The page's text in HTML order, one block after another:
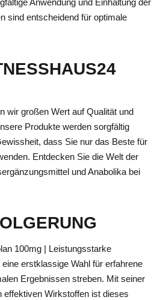
Anwendung und Einhaltung der
sind entscheidend für optimale
wir großen Wert auf Qualität und
Produkte werden sorgfältig
dass Sie nur das Beste für
Entdecken Sie die Welt der
und Anabolika bei
100mg | Leistungsstarke
erstklassige Wahl für erfahrene
Ergebnissen streben. Mit seiner
effektiven Wirkstoffen ist dieses